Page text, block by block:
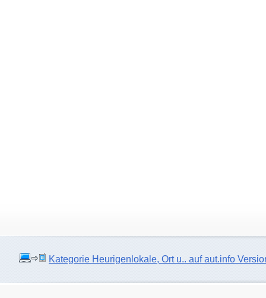
Kategorie Heurigenlokale, Ort u.. auf aut.info